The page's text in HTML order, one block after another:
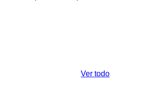
Ver todo